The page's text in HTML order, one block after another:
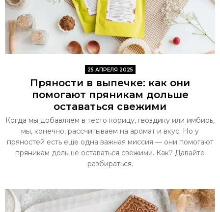
25 АПРЕЛЯ 2025
Пряности в выпечке: как они
помогают пряникам дольше
оставаться свежими
Когда мы добавляем в тесто корицу, гвоздику или имбирь,
мы, конечно, рассчитываем на аромат и вкус. Но у
пряностей есть еще одна важная миссия — они помогают
пряникам дольше оставаться свежими. Как? Давайте
разбираться.